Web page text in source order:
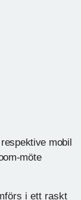
mobil
möte
i ett raskt